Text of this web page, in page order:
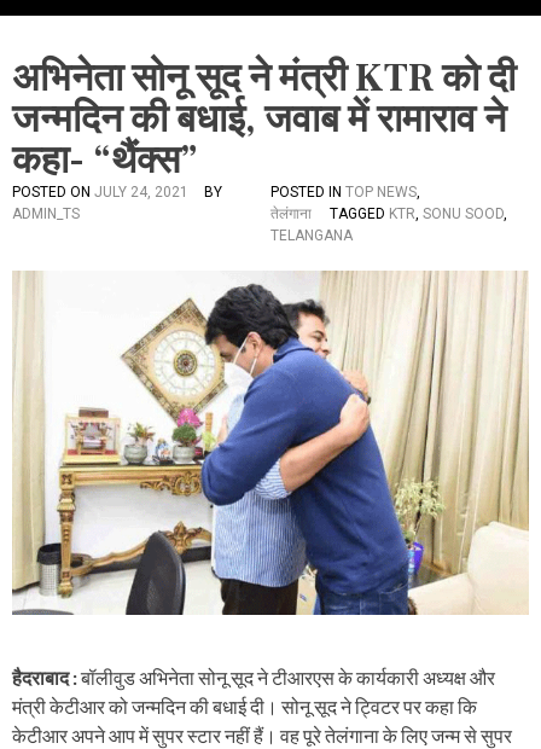
अभिनेता सोनू सूद ने मंत्री KTR को दी
जन्मदिन की बधाई, जवाब में रामाराव ने
कहा- “थैंक्स”
POSTED ON JULY 24, 2021
BY
ADMIN_TS
POSTED IN TOP NEWS,
तेलंगाना
TAGGED KTR, SONU SOOD,
TELANGANA
हैदराबाद :बॉलीवुड अभिनेता सोनू सूद ने टीआरएस के कार्यकारी अध्यक्ष और
मंत्री केटीआर को जन्मदिन की बधाई दी। सोनू सूद ने ट्विटर पर कहा कि
केटीआर अपने आप में सुपर स्टार नहीं हैं। वह पूरे तेलंगाना के लिए जन्म से सुपर